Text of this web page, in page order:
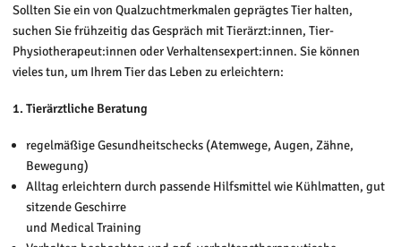
Sollten Sie ein von Qualzuchtmerkmalen geprägtes Tier halten,
suchen Sie frühzeitig das Gespräch mit Tierärzt:innen, Tier-
Physiotherapeut:innen oder Verhaltensexpert:innen. Sie können
vieles tun, um Ihrem Tier das Leben zu erleichtern:
1. Tierärztliche Beratung
regelmäßige Gesundheitschecks (Atemwege, Augen, Zähne,
Bewegung)
Alltag erleichtern durch passende Hilfsmittel wie Kühlmatten, gut
sitzende Geschirre
und Medical Training